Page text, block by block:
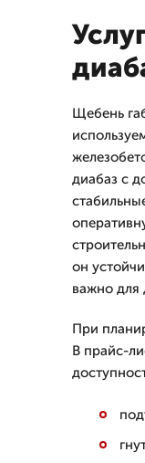
Щебень
диабаз с
он
важно
При
В прайс-